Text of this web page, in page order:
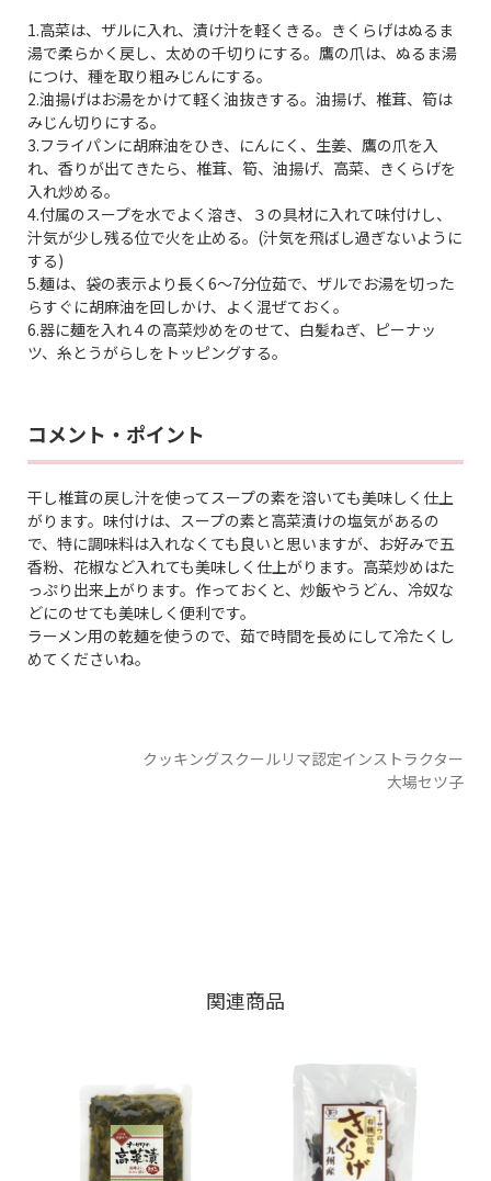
1.高菜は、ザルに入れ、漬け汁を軽くきる。きくらげはぬるま
湯で柔らかく戻し、太めの千切りにする。鷹の爪は、ぬるま湯
につけ、種を取り粗みじんにする。
2.油揚げはお湯をかけて軽く油抜きする。油揚げ、椎茸、筍は
みじん切りにする。
3.フライパンに胡麻油をひき、にんにく、生姜、鷹の爪を入
れ、香りが出てきたら、椎茸、筍、油揚げ、高菜、きくらげを
入れ炒める。
4.付属のスープを水でよく溶き、３の具材に入れて味付けし、
汁気が少し残る位で火を止める。(汁気を飛ばし過ぎないように
する)
5.麺は、袋の表示より長く6〜7分位茹で、ザルでお湯を切った
らすぐに胡麻油を回しかけ、よく混ぜておく。
6.器に麺を入れ４の高菜炒めをのせて、白髪ねぎ、ピーナッ
ツ、糸とうがらしをトッピングする。
コメント・ポイント
干し椎茸の戻し汁を使ってスープの素を溶いても美味しく仕上
がります。味付けは、スープの素と高菜漬けの塩気があるの
で、特に調味料は入れなくても良いと思いますが、お好みで五
香粉、花椒など入れても美味しく仕上がります。高菜炒めはた
っぷり出来上がります。作っておくと、炒飯やうどん、冷奴な
どにのせても美味しく便利です。
ラーメン用の乾麺を使うので、茹で時間を長めにして冷たくし
めてくださいね。
クッキングスクールリマ認定インストラクター
大場セツ子
関連商品